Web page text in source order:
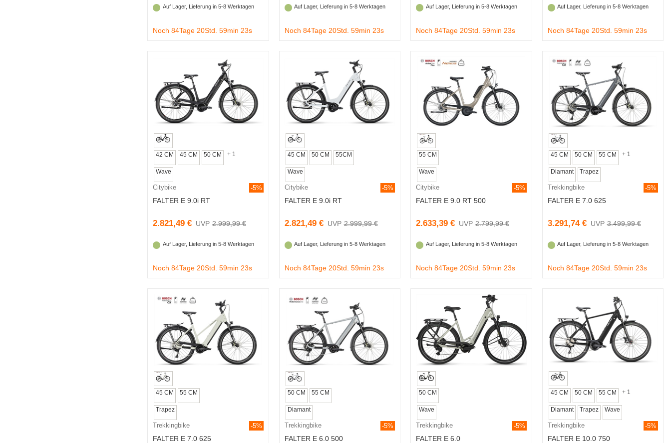
Auf Lager, Lieferung in 5-8 Werktagen
Noch 84Tage 20Std. 59min 22s
Auf Lager, Lieferung in 5-8 Werktagen
Noch 84Tage 20Std. 59min 22s
Auf Lager, Lieferung in 5-8 Werktagen
Noch 84Tage 20Std. 59min 22s
Auf Lager, Lieferung in 5-8 Werktagen
Noch 84Tage 20Std. 59min 22s
42 CM 45 CM 50 CM + 1
Wave
Citybike -5%
FALTER E 9.0i RT
2.821,49 € 2.999,99 €
Auf Lager, Lieferung in 5-8 Werktagen
Noch 84Tage 20Std. 59min 22s
45 CM 50 CM 55CM
Wave
Citybike -5%
FALTER E 9.0i RT
2.821,49 € 2.999,99 €
Auf Lager, Lieferung in 5-8 Werktagen
Noch 84Tage 20Std. 59min 22s
55 CM
Wave
Citybike -5%
FALTER E 9.0 RT 500
2.633,39 € 2.799,99 €
Auf Lager, Lieferung in 5-8 Werktagen
Noch 84Tage 20Std. 59min 22s
45 CM 50 CM 55 CM + 1
Diamant Trapez
Trekkingbike -5%
FALTER E 7.0 625
3.291,74 € 3.499,99 €
Auf Lager, Lieferung in 5-8 Werktagen
Noch 84Tage 20Std. 59min 22s
45 CM 55 CM
Trapez
Trekkingbike -5%
FALTER E 7.0 625
50 CM 55 CM
Diamant
Trekkingbike -5%
FALTER E 6.0 500
50 CM
Wave
Trekkingbike -5%
FALTER E 6.0
45 CM 50 CM 55 CM + 1
Diamant Trapez Wave
Trekkingbike -5%
FALTER E 10.0 750